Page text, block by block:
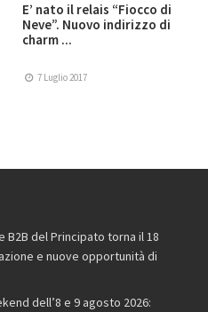
E’ nato il relais “Fiocco di
Neve”. Nuovo indirizzo di
charm ...
7 Luglio 2017
B2B del Principato torna il 18
e nuove opportunità di
dell’8 e 9 agosto 2026: